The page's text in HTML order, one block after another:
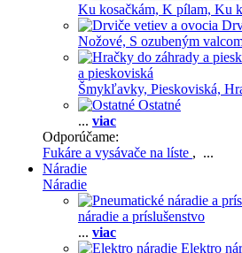
Ku kosačkám, K pílam, Ku
Nožové, S ozubeným
a pieskoviská
Šmykľavky, Pieskoviská,
Ostatné
... viac
Odporúčame:
Fukáre a vysávače na líste , ...
Náradie
Náradie
náradie a príslušenstvo
... viac
Elektro